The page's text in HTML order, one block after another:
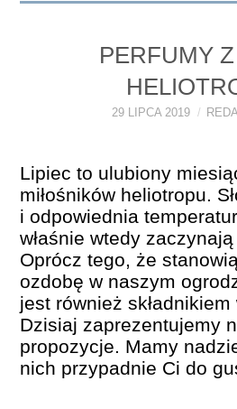
PORADY
O ODLEWKACH
A TO CIEKAWE!
SKLEP
PERFUMY
29 LIPCA 2019
Lipiec to ulubiony
miłośników heliotropu.
i odpowiednia
właśnie wtedy
Oprócz tego, że
ozdobę w naszym
jest również składnikiem
Dzisiaj zaprezentujemy
propozycje. Mamy
nich przypadnie Ci do